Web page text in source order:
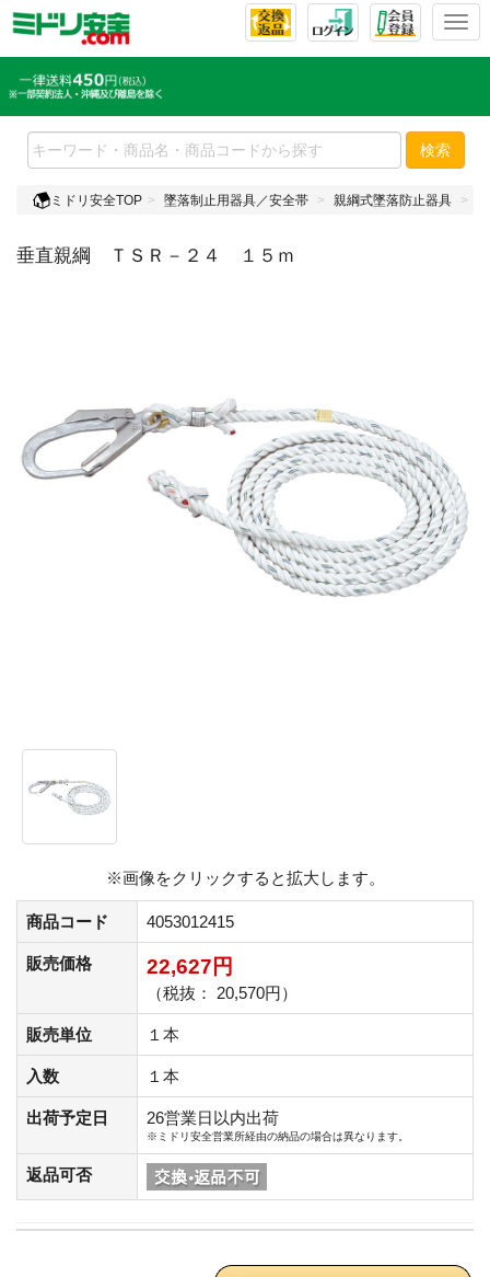
T
l
e
n
v
検索
ミドリ安全TOP 墜落制止用器具／安全帯 親綱式墜落防止器具
垂直親綱 ＴＳＲ－２４ １５ｍ
※画像をクリックすると拡大します。
商品コード 4053012415
販売価格 22,627円
（税抜： 20,570円）
販売単位 １本
入数 １本
出荷予定日 26営業日以内出荷
※ミドリ安全営業所経由の納品の場合は異なります。
返品可否